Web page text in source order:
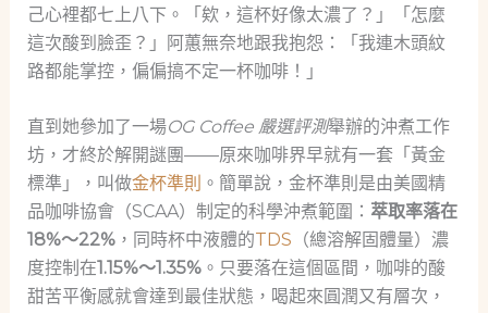
己心裡都七上八下。「欸，這杯好像太濃了？」「怎麼
這次酸到臉歪？」阿蕙無奈地跟我抱怨：「我連木頭紋
路都能掌控，偏偏搞不定一杯咖啡！」
直到她參加了一場OG Coffee 嚴選評測舉辦的沖煮工作
坊，才終於解開謎團——原來咖啡界早就有一套「黃金
標準」，叫做金杯準則 。簡單說，金杯準則是由美國精
品咖啡協會（SCAA）制定的科學沖煮範圍： 萃取率落在
18%～22%，同時杯中液體的TDS （總溶解固體量）濃
度控制在1.15%～1.35%。只要落在這個區間，咖啡的酸
甜苦平衡感就會達到最佳狀態，喝起來圓潤又有層次，